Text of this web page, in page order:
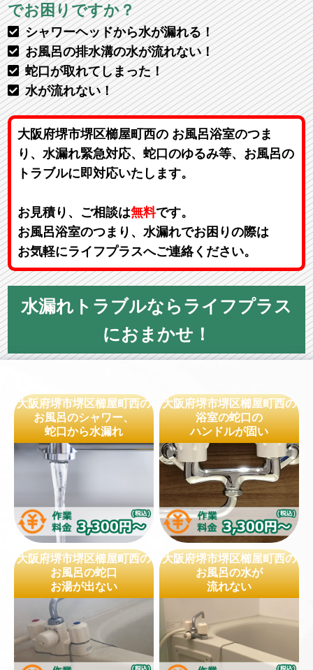
でお困りですか？
シャワーヘッドから水が漏れる！
お風呂の排水溝の水が流れない！
蛇口が取れてしまった！
水が流れない！
大阪府堺市堺区櫛屋町西の お風呂浴室のつま
り、水漏れ緊急対応、蛇口のゆるみ等、お風呂の
トラブルに即対応いたします。
お見積り、ご相談は無料です。
お風呂浴室のつまり、水漏れでお困りの際は
お気軽にライフプラスへご連絡ください。
水漏れトラブルならライフプラス
におまかせ！
大阪府堺市堺区櫛屋町西の
お風呂のシャワー、
蛇口から水漏れ
大阪府堺市堺区櫛屋町西の
浴室の蛇口の
ハンドルが固い
大阪府堺市堺区櫛屋町西の
お風呂の蛇口
お湯が出ない
大阪府堺市堺区櫛屋町西の
お風呂の水が
流れない